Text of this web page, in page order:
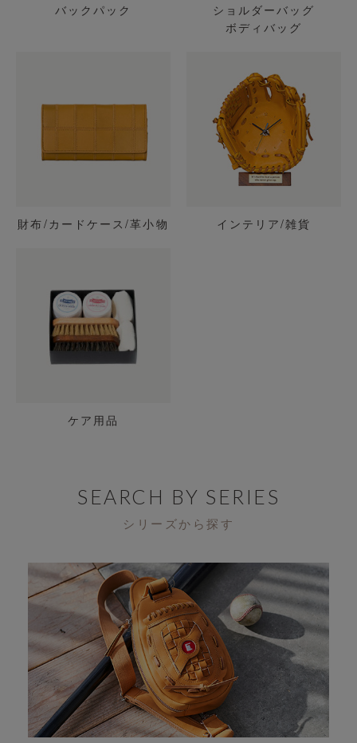
バックパック
ショルダーバッグ
ボディバッグ
財布/カードケース/革小物 インテリア/雑貨
ケア用品
SEARCH BY SERIES
シリーズから探す